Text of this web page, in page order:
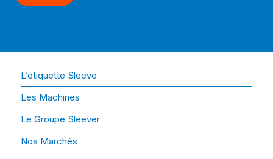
L’étiquette Sleeve
Les Machines
Le Groupe Sleever
Nos Marchés